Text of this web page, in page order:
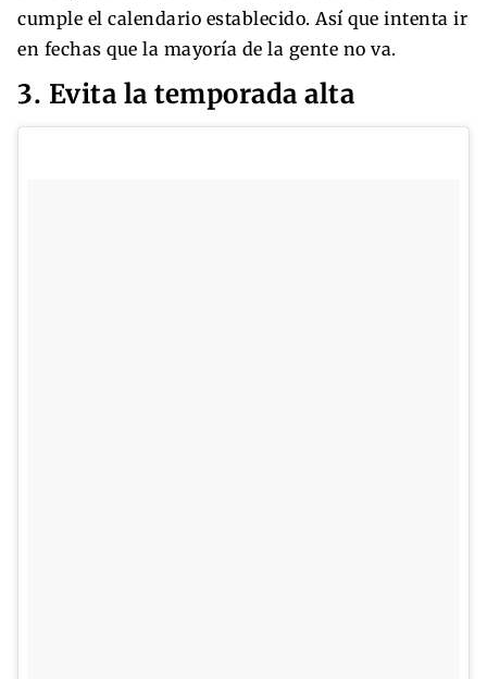
cumple el calendario establecido. Así que intenta ir
en fechas que la mayoría de la gente no va.
3. Evita la temporada alta